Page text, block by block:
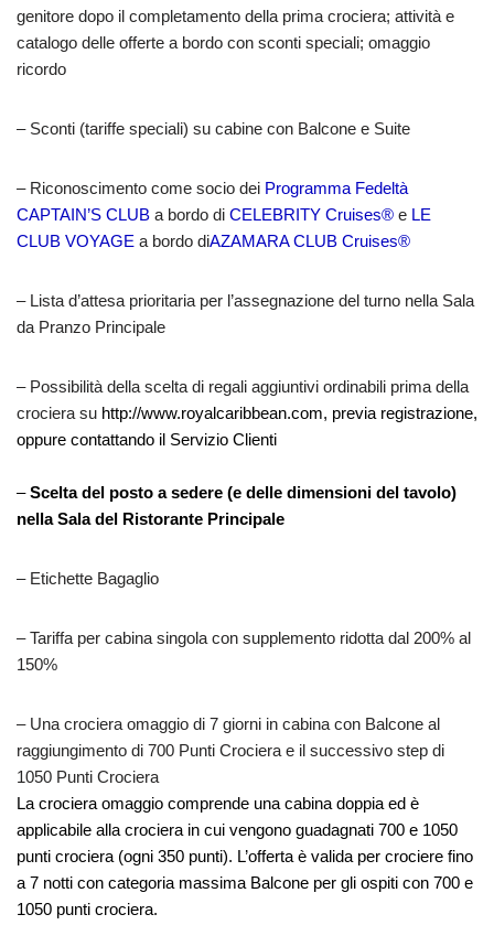
genitore dopo il completamento della prima crociera; attività e
catalogo delle offerte a bordo con sconti speciali; omaggio
ricordo
– Sconti (tariffe speciali) su cabine con Balcone e Suite
– Riconoscimento come socio dei Programma Fedeltà
CAPTAIN’S CLUB a bordo di CELEBRITY Cruises® e LE
CLUB VOYAGE a bordo diAZAMARA CLUB Cruises®
– Lista d’attesa prioritaria per l’assegnazione del turno nella Sala
da Pranzo Principale
– Possibilità della scelta di regali aggiuntivi ordinabili prima della
crociera su http://www.royalcaribbean.com, previa registrazione,
oppure contattando il Servizio Clienti
–Scelta del posto a sedere (e delle dimensioni del tavolo)
nella Sala del Ristorante Principale
– Etichette Bagaglio
– Tariffa per cabina singola con supplemento ridotta dal 200% al
150%
– Una crociera omaggio di 7 giorni in cabina con Balcone al
raggiungimento di 700 Punti Crociera e il successivo step di
1050 Punti Crociera
La crociera omaggio comprende una cabina doppia ed è
applicabile alla crociera in cui vengono guadagnati 700 e 1050
punti crociera (ogni 350 punti). L’offerta è valida per crociere fino
a 7 notti con categoria massima Balcone per gli ospiti con 700 e
1050 punti crociera.